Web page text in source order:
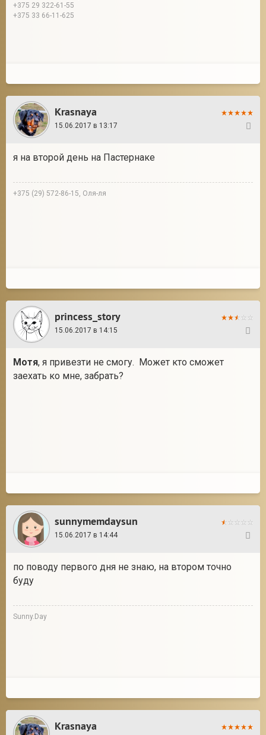
+375 29 322-61-55
+375 33 66-11-625
Krasnaya
15.06.2017 в 13:17
я на второй день на Пастернаке
+375 (29) 572-86-15, Оля-ля
princess_story
15.06.2017 в 14:15
Мотя, я привезти не смогу. Может кто сможет
заехать ко мне, забрать?
sunnymemdaysun
15.06.2017 в 14:44
по поводу первого дня не знаю, на втором точно
буду
Sunny.Day
Krasnaya